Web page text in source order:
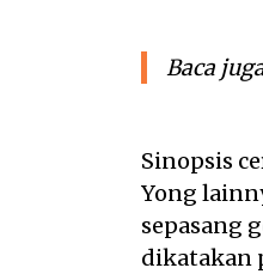
Baca
Sinopsis
Yong
sepasang
dikatakan